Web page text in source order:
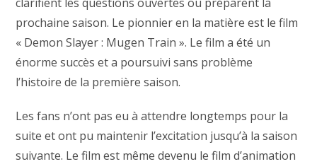
prochaine saison. Le pionnier en la matière est le film
« Demon Slayer : Mugen Train ». Le film a été un
énorme succès et a poursuivi sans problème
l’histoire de la première saison.
Les fans n’ont pas eu à attendre longtemps pour la
suite et ont pu maintenir l’excitation jusqu’à la saison
suivante. Le film est même devenu le film d’animation